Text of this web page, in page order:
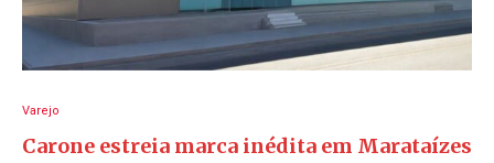
Varejo
Carone estreia marca inédita em Marataízes